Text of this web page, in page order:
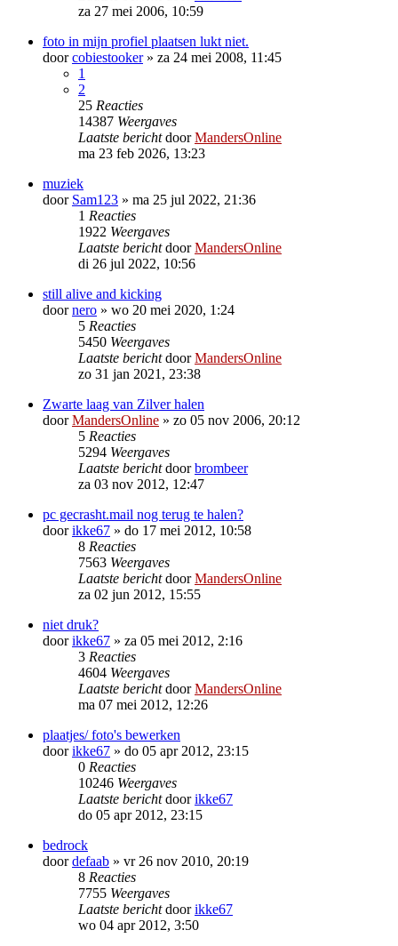
za 27 mei 2006, 10:59
foto in mijn profiel plaatsen lukt niet.
doorcobiestooker» za 24 mei 2008, 11:45
1
2
25 Reacties
14387 Weergaves
Laatste berichtdoorMandersOnline
ma 23 feb 2026, 13:23
muziek
door Sam123 » ma 25 jul 2022, 21:36
1 Reacties
1922 Weergaves
Laatste berichtdoorMandersOnline
di 26 jul 2022, 10:56
still alive and kicking
doornero » wo 20 mei 2020, 1:24
5 Reacties
5450 Weergaves
Laatste berichtdoorMandersOnline
zo 31 jan 2021, 23:38
Zwarte laag van Zilver halen
doorMandersOnline » zo 05 nov 2006, 20:12
5 Reacties
5294 Weergaves
Laatste berichtdoorbrombeer
za 03 nov 2012, 12:47
pc gecrasht.mail nog terug te halen?
doorikke67 » do 17 mei 2012, 10:58
8 Reacties
7563 Weergaves
Laatste berichtdoorMandersOnline
za 02 jun 2012, 15:55
niet druk?
doorikke67 » za 05 mei 2012, 2:16
3 Reacties
4604 Weergaves
Laatste berichtdoorMandersOnline
ma 07 mei 2012, 12:26
plaatjes/ foto's bewerken
doorikke67 » do 05 apr 2012, 23:15
0 Reacties
10246 Weergaves
Laatste berichtdoorikke67
do 05 apr 2012, 23:15
bedrock
doordefaab » vr 26 nov 2010, 20:19
8 Reacties
7755 Weergaves
Laatste berichtdoorikke67
wo 04 apr 2012, 3:50